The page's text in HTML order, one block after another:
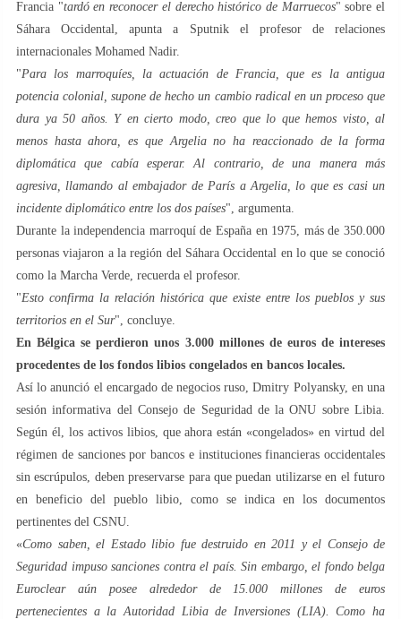
Francia "tardó en reconocer el derecho histórico de Marruecos" sobre el
Sáhara Occidental, apunta a Sputnik el profesor de relaciones
internacionales Mohamed Nadir.
"Para los marroquíes, la actuación de Francia, que es la antigua
potencia colonial, supone de hecho un cambio radical en un proceso que
dura ya 50 años. Y en cierto modo, creo que lo que hemos visto, al
menos hasta ahora, es que Argelia no ha reaccionado de la forma
diplomática que cabía esperar. Al contrario, de una manera más
agresiva, llamando al embajador de París a Argelia, lo que es casi un
incidente diplomático entre los dos países", argumenta.
Durante la independencia marroquí de España en 1975, más de 350.000
personas viajaron a la región del Sáhara Occidental en lo que se conoció
como la Marcha Verde, recuerda el profesor.
"Esto confirma la relación histórica que existe entre los pueblos y sus
territorios en el Sur", concluye.
En Bélgica se perdieron unos 3.000 millones de euros de intereses
procedentes de los fondos libios congelados en bancos locales.
Así lo anunció el encargado de negocios ruso, Dmitry Polyansky, en una
sesión informativa del Consejo de Seguridad de la ONU sobre Libia.
Según él, los activos libios, que ahora están «congelados» en virtud del
régimen de sanciones por bancos e instituciones financieras occidentales
sin escrúpulos, deben preservarse para que puedan utilizarse en el futuro
en beneficio del pueblo libio, como se indica en los documentos
pertinentes del CSNU.
«Como saben, el Estado libio fue destruido en 2011 y el Consejo de
Seguridad impuso sanciones contra el país. Sin embargo, el fondo belga
Euroclear aún posee alrededor de 15.000 millones de euros
pertenecientes a la Autoridad Libia de Inversiones (LIA). Como ha